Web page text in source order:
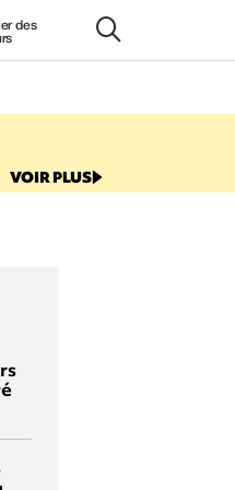
des
VOIR PLUS